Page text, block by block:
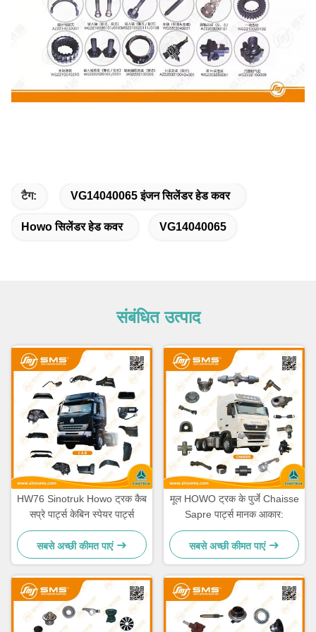
टैग: VG14040065 इंजन सिलेंडर हेड कवर
Howo सिलेंडर हेड कवर VG14040065
संबंधित उत्पाद
HW76 Sinotruk Howo ट्रक कैब
सप्रे पार्ट्स केबिन स्पेयर पार्ट्स
सबसे अच्छी कीमत पाएं
मूल HOWO ट्रक के पुर्जे Chaisse
Sapre पार्ट्स मानक आकार:
सबसे अच्छी कीमत पाएं